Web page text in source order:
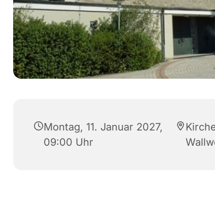
Montag, 11. Januar 2027,
09:00 Uhr